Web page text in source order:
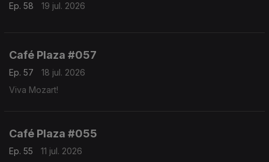
Ep. 58 19 jul. 2026
Café Plaza #057
Ep. 57
18 jul. 2026
Viva Mozart!
Café Plaza #055
Ep. 55
11 jul. 2026